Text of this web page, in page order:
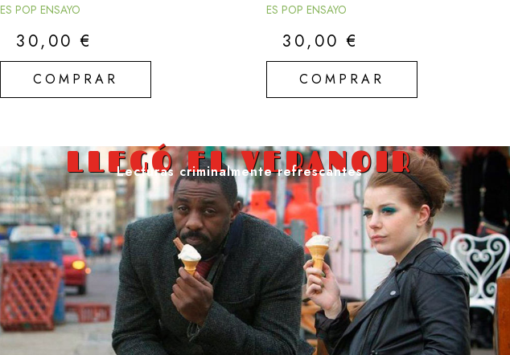
ES POP ENSAYO
30,00€
COMPRAR
ES POP ENSAYO
30,00€
COMPRAR
LLEGÓ EL VERANOIR
Lecturas criminalmente refrescantes